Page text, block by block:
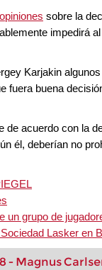
sobre la
impedirá
Karjakin
fuera buena
acuerdo con la
él, deberían no
un grupo de
Lasker en
- Magnus